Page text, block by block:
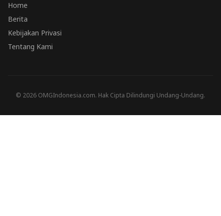
Home
Berita
Kebijakan Privasi
Tentang Kami
© 2026 OMGIndonesia.com. Hak Cipta Dilindungi Undang-Undang.